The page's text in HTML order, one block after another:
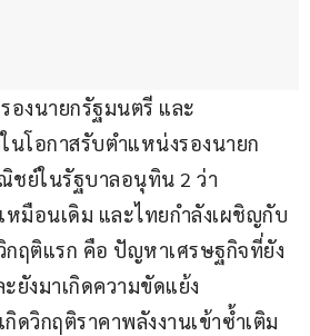
องนายกรัฐมนตรี และ
นโอกาสรับตำแหน่งรองนายก
ชย์ในรัฐบาลอนุทิน 2 ว่า
หมือนเดิม และไทยกำลังเผชิญกับ
ฤติแรก คือ ปัญหาเศรษฐกิจที่ยัง
ยังมาเกิดความขัดแย้ง
ดวิกฤติราคาพลังงานเข้าซ้ำเติม